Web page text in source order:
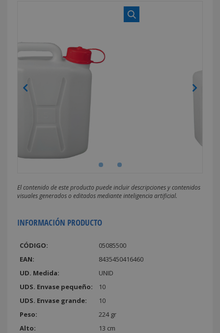
El contenido de este producto puede incluir descripciones y contenidos
visuales generados o editados mediante inteligencia artificial.
INFORMACIÓN PRODUCTO
CÓDIGO:
05085500
EAN:
8435450416460
UD. Medida:
UNID
UDS. Envase pequeño:
10
UDS. Envase grande:
10
Peso:
224 gr
Alto:
13 cm